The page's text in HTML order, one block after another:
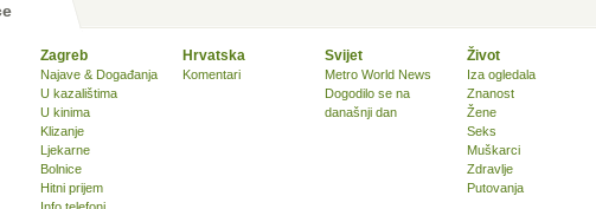
Zagreb
Najave & Događanja
U kazalištima
U kinima
Klizanje
Ljekarne
Bolnice
Hitni prijem
Hrvatska
Komentari
Svijet
Metro World News
Dogodilo se na
današnji dan
Život
Iza ogledala
Znanost
Žene
Seks
Muškarci
Zdravlje
Putovanja